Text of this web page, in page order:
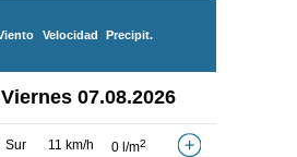
Velocidad Precipit.
Viernes 07.08.2026
Sur 11 km/h 0 l/m2